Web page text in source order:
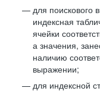
для поискового
индексная
ячейки
а значения,
наличию
выражении;
для индексной